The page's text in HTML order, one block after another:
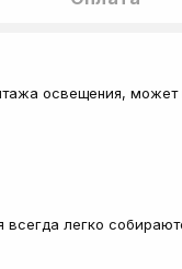
освещения, может
легко